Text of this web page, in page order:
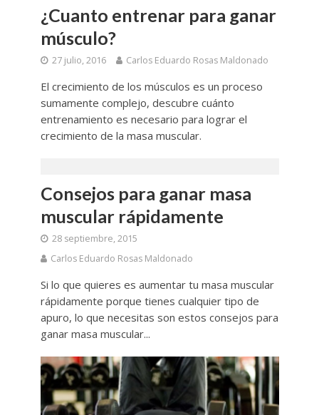
¿Cuanto entrenar para ganar
músculo?
27 julio, 2016 Carlos Eduardo Rosas Maldonado
El crecimiento de los músculos es un proceso
sumamente complejo, descubre cuánto
entrenamiento es necesario para lograr el
crecimiento de la masa muscular.
Consejos para ganar masa
muscular rápidamente
28 septiembre, 2015
Carlos Eduardo Rosas Maldonado
Si lo que quieres es aumentar tu masa muscular
rápidamente porque tienes cualquier tipo de
apuro, lo que necesitas son estos consejos para
ganar masa muscular...